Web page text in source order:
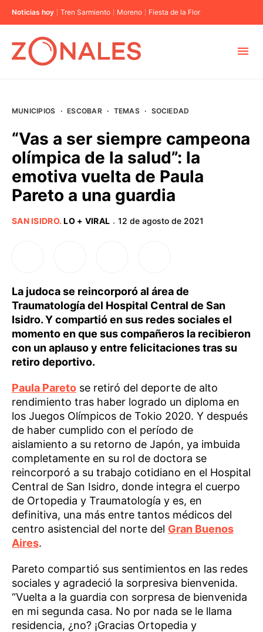
Noticias hoy Tren Sarmiento Moreno Fiesta de la Flor
BUENOS AIRES
PROVINCIAS
MUNICIPIOS · ESCOBAR · TEMAS · SOCIEDAD
“Vas a ser siempre campeona
olímpica de la salud”: la
emotiva vuelta de Paula
Pareto a una guardia
SAN ISIDRO.LO + VIRAL · 12 de agosto de 2021
La judoca se reincorporó al área de
Traumatología del Hospital Central de San
Isidro. Y compartió en sus redes sociales el
momento en que sus compañeros la recibieron
con un aplauso y entre felicitaciones tras su
retiro deportivo.
Paula Pareto se retiró del deporte de alto
rendimiento tras haber logrado un diploma en
los Juegos Olímpicos de Tokio 2020. Y después
de haber cumplido con el período de
aislamiento a su retorno de Japón, ya imbuida
completamente en su rol de doctora se
reincorporó a su trabajo cotidiano en el Hospital
Central de San Isidro, donde integra el cuerpo
de Ortopedia y Traumatología y es, en
definitiva, una más entre tantos médicos del
centro asistencial del norte del Gran Buenos
Aires.
Pareto compartió sus sentimientos en las redes
sociales y agradeció la sorpresiva bienvenida.
“Vuelta a la guardia con sorpresa de bienvenida
en mi segunda casa. No por nada se le llama
residencia, ¿no? ¡Gracias Ortopedia y